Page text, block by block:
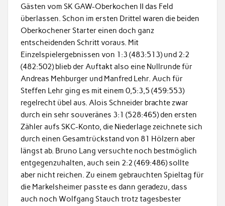
Gästen vom SK GAW-Oberkochen II das Feld
überlassen. Schon im ersten Drittel waren die beiden
Oberkochener Starter einen doch ganz
entscheidenden Schritt voraus. Mit
Einzelspielergebnissen von 1:3 (483:513) und 2:2
(482:502) blieb der Auftakt also eine Nullrunde für
Andreas Mehburger und Manfred Lehr. Auch für
Steffen Lehr ging es mit einem 0,5:3,5 (459:553)
regelrecht übel aus. Alois Schneider brachte zwar
durch ein sehr souveränes 3:1 (528:465) den ersten
Zähler aufs SKC-Konto, die Niederlage zeichnete sich
durch einen Gesamtrückstand von 81 Hölzern aber
längst ab. Bruno Lang versuchte noch bestmöglich
entgegenzuhalten, auch sein 2:2 (469:486) sollte
aber nicht reichen. Zu einem gebrauchten Spieltag für
die Markelsheimer passte es dann geradezu, dass
auch noch Wolfgang Stauch trotz tagesbester